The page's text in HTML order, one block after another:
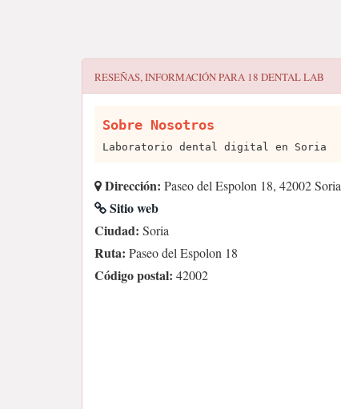
RESEÑAS, INFORMACIÓN PARA 18 DENTAL LAB
Sobre Nosotros
Laboratorio dental digital en Soria
Dirección: Paseo del Espolon 18, 42002 Soria
Sitio web
Ciudad: Soria
Ruta: Paseo del Espolon 18
Código postal: 42002